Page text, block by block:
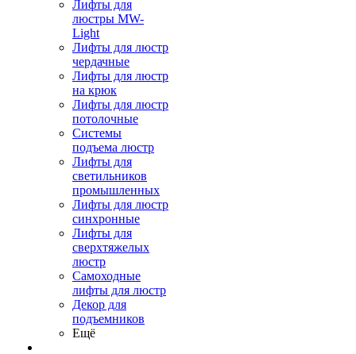
Лифты для
люстры MW-
Light
Лифты для люстр
чердачные
Лифты для люстр
на крюк
Лифты для люстр
потолочные
Системы
подъема люстр
Лифты для
светильников
промышленных
Лифты для люстр
синхронные
Лифты для
сверхтяжелых
люстр
Самоходные
лифты для люстр
Декор для
подъемников
Ещё